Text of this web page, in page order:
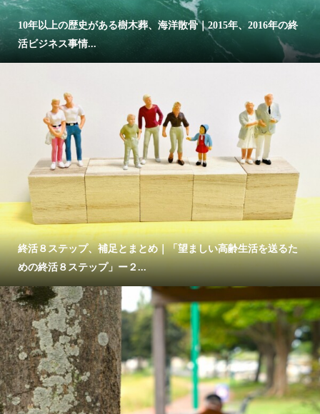
10年以上の歴史がある樹木葬、海洋散骨｜2015年、2016年の終
活ビジネス事情...
終活８ステップ、補足とまとめ｜「望ましい高齢生活を送るた
めの終活８ステップ」ー２...